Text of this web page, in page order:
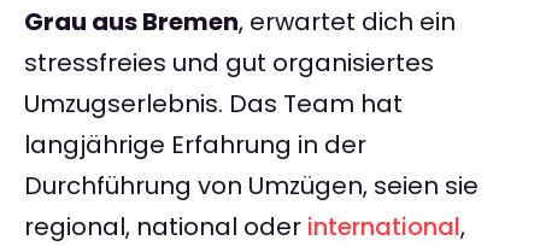
Grau aus Bremen, erwartet dich ein
stressfreies und gut organisiertes
Umzugserlebnis. Das Team hat
langjährige Erfahrung in der
Durchführung von Umzügen, seien sie
regional, national oder international,